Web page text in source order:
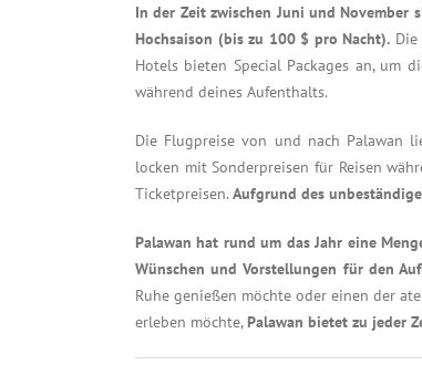
In der Zeit zwischen Juni und
Hochsaison (bis zu 100 $ pro Nacht).
Hotels bieten Special Packages an, um
während deines Aufenthalts.
Die Flugpreise von und nach Palawan
locken mit Sonderpreisen für Reisen
Ticketpreisen. Aufgrund des
Palawan hat rund um das Jahr eine
Wünschen und Vorstellungen für den
Ruhe genießen möchte oder einen der
erleben möchte, Palawan bietet zu jeder